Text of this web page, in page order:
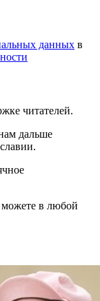
данных в
читателей.
дальше
.
в любой